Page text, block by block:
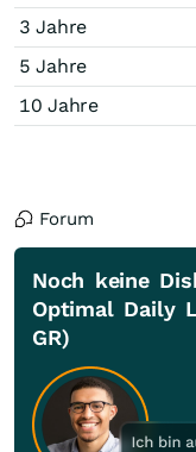
3 Jahre
5 Jahre
10 Jahre
Forum
Noch keine
Optimal Daily
GR)